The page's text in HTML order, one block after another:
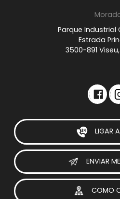
Parque Industrial
Estrada
3500-891
LIGAR
ENVIAR
COMO